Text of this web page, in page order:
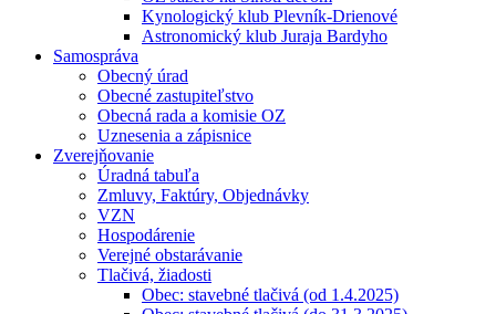
Kynologický klub Plevník-Drienové
Astronomický klub Juraja Bardyho
Samospráva
Obecný úrad
Obecné zastupiteľstvo
Obecná rada a komisie OZ
Uznesenia a zápisnice
Zverejňovanie
Úradná tabuľa
Zmluvy, Faktúry, Objednávky
VZN
Hospodárenie
Verejné obstarávanie
Tlačivá, žiadosti
Obec: stavebné tlačivá (od 1.4.2025)